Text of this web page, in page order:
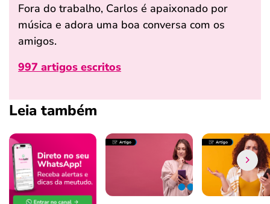
Fora do trabalho, Carlos é apaixonado por
música e adora uma boa conversa com os
amigos.
997 artigos escritos
Leia também